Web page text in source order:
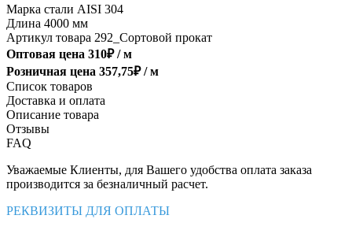
Марка стали AISI 304
Длина 4000 мм
Артикул товара 292_Сортовой прокат
Оптовая цена 310₽ /м
Розничная цена 357,75₽ /м
Список товаров
Доставка и оплата
Описание товара
Отзывы
FAQ
Уважаемые Клиенты, для Вашего удобства оплата заказа
производится за безналичный расчет.
РЕКВИЗИТЫ ДЛЯ ОПЛАТЫ